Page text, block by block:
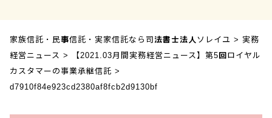
事業承継対策
セミナー
お客様の声 採用案内
家族信託・民事信託・実家信託なら司法書士法人ソレイユ > 実務
経営ニュース >
【2021.03月間実務経営ニュース】第5回ロイヤル
カスタマーの事業承継信託 >
d7910f84e923cd2380af8fcb2d9130bf